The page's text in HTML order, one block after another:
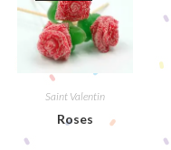
Saint Valentin
Roses